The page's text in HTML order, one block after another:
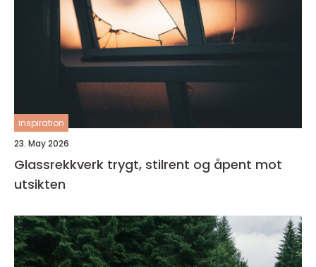
inspiration
23. May 2026
Glassrekkverk trygt, stilrent og åpent mot
utsikten